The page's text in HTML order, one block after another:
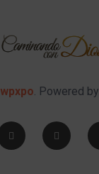
wpxpo. Powered by